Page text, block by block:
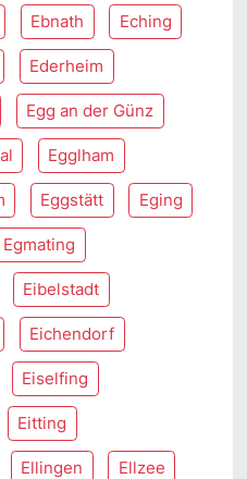
Ebnath Eching
Ederheim
Egg an der Günz
Egglham
Eggstätt Eging
Egmating
Eibelstadt
Eichendorf
Eiselfing
Eitting
Ellingen Ellzee